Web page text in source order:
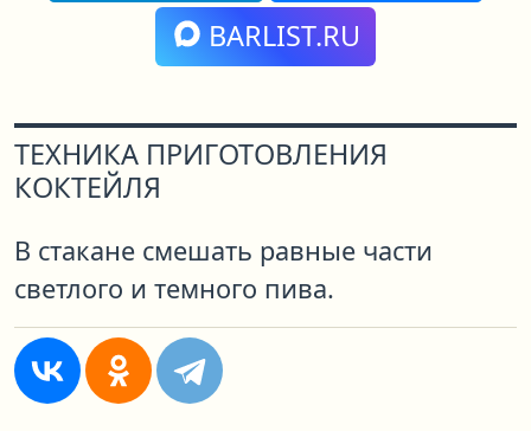
BARLIST.RU
ТЕХНИКА ПРИГОТОВЛЕНИЯ
КОКТЕЙЛЯ
В стакане смешать равные части
светлого и темного пива.